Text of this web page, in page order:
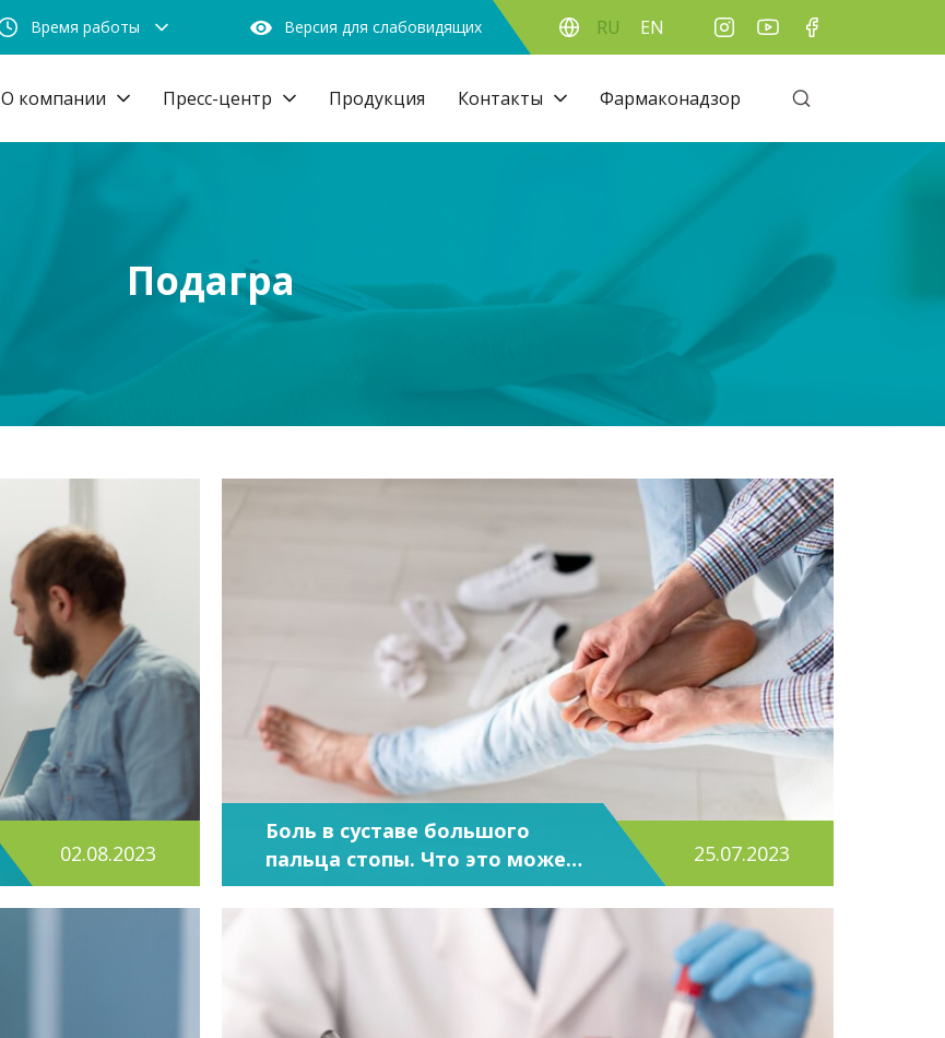
Время работы Версия для слабовидящих RU EN
О компании Пресс-центр Продукция Контакты Фармаконадзор
Подагра
02.08.2023
Боль в суставе большого
пальца стопы. Что это может
быть?
25.07.2023